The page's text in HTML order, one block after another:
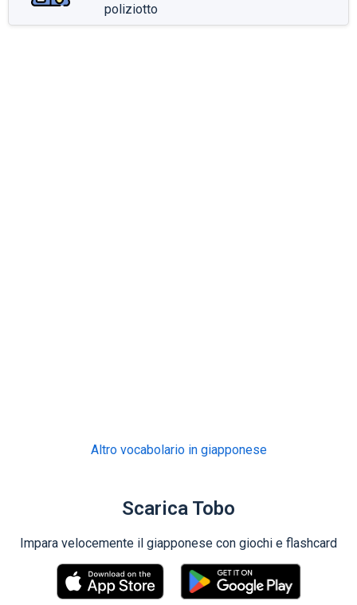
poliziotto
Altro vocabolario in giapponese
Scarica Tobo
Impara velocemente il giapponese con giochi e flashcard